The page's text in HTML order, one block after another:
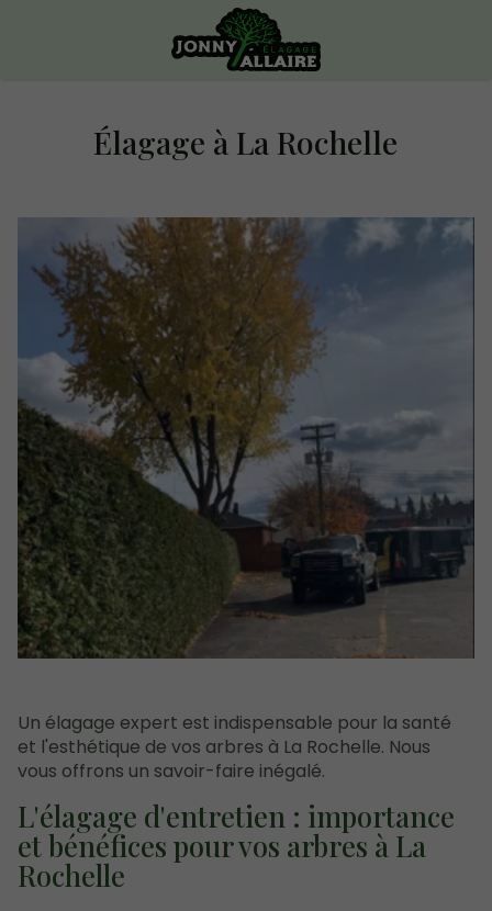
Élagage à La Rochelle
Un élagage expert est indispensable pour la santé
et l'esthétique de vos arbres à La Rochelle. Nous
vous offrons un savoir-faire inégalé.
L'élagage d'entretien : importance
et bénéfices pour vos arbres à La
Rochelle